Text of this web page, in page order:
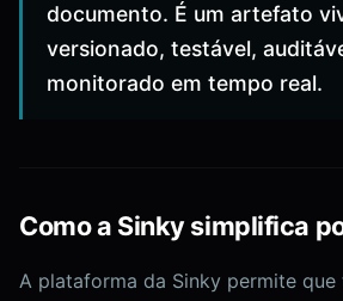
documento. É um artefato
versionado, testável,
monitorado em tempo real.
Como a Sinky simplifica
A plataforma da Sinky permite